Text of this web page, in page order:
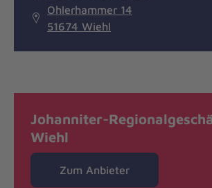
Ohlerhammer 14
51674 Wiehl
Johanniter-
Wiehl
Zum Anbieter